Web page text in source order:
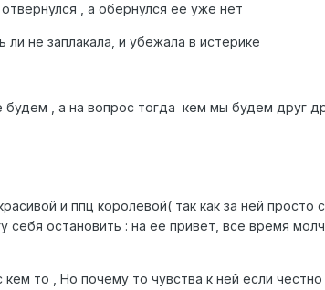
, а обернулся ее уже нет
не заплакала, и убежала в истерике
будем , а на вопрос тогда кем мы будем друг
и ппц королевой( так как за ней просто
себя остановить : на ее привет, все время
то , Но почему то чувства к ней если